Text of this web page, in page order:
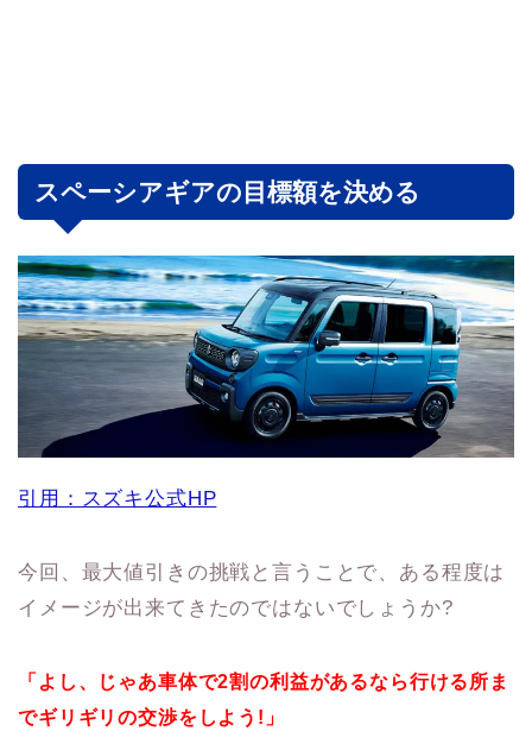
スペーシアギアの目標額を決める
引用：スズキ公式HP
今回、最大値引きの挑戦と言うことで、ある程度は
イメージが出来てきたのではないでしょうか?
「よし、じゃあ車体で2割の利益があるなら行ける所ま
でギリギリの交渉をしよう!」